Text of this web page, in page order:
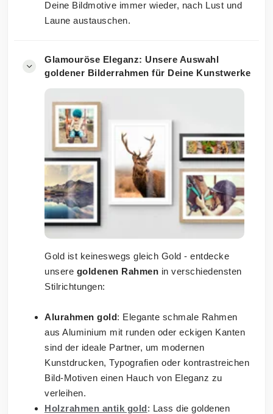
Deine Bildmotive immer wieder, nach Lust und
Laune austauschen.
Glamouröse Eleganz: Unsere Auswahl
goldener Bilderrahmen für Deine Kunstwerke
Gold ist keineswegs gleich Gold - entdecke
unsere goldenen Rahmen in verschiedensten
Stilrichtungen:
Alurahmen gold: Elegante schmale Rahmen
aus Aluminium mit runden oder eckigen Kanten
sind der ideale Partner, um modernen
Kunstdrucken, Typografien oder kontrastreichen
Bild-Motiven einen Hauch von Eleganz zu
verleihen.
Holzrahmen antik gold: Lass die goldenen